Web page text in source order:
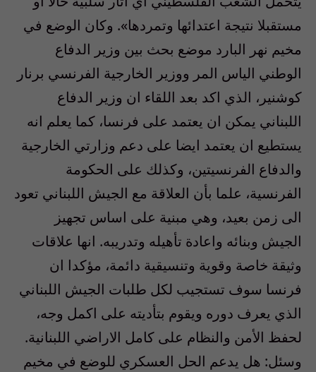
مستقبلا نتيجة اعتدائها وتمردها». وكان الوضع في
مخيم نهر البارد موضع بحث بين وزير الدفاع
الوطني الياس المر ووزير الخارجية الفرنسي برنار
كوشنير، الذي اكد بعد اللقاء ان وزير الدفاع
اللبناني يمكن ان يعتمد على فرنسا، كما يعلم انه
يستطيع ان يعتمد ايضا على دعم وزارتي الخارجية
والدفاع الفرنسيتين، وكذلك على الحكومة
الفرنسية، علما بأن العلاقة مع الجيش اللبناني تعود
الى زمن بعيد، وهي مبنية على اساس تجهيز
الجيش وبنائه واعادة تأهيله وتدريبه. انها علاقات
وثيقة خاصة وقوية وتنسيقية دائمة، مؤكدا ان
فرنسا سوف تستجيب لكل طلبات الجيش اللبناني
الذي يعرف دوره ويقوم بتأديته على اكمل وجه،
لحفظ الأمن والنظام على كامل الاراضي اللبنانية.
وسئل: هل يدعم الحل العسكري للوضع في مخيم